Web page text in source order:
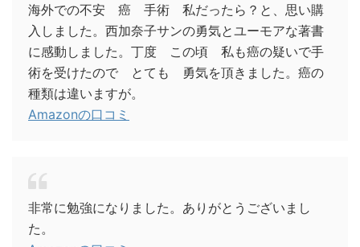
海外での不安 癌 手術 私だったら？と、思い購
入しました。西加奈子サンの勇気とユーモアな著書
に感動しました。丁度 この頃 私も癌の疑いで手
術を受けたので とても 勇気を頂きました。癌の
種類は違いますが。
Amazonの口コミ
非常に勉強になりました。ありがとうございまし
た。